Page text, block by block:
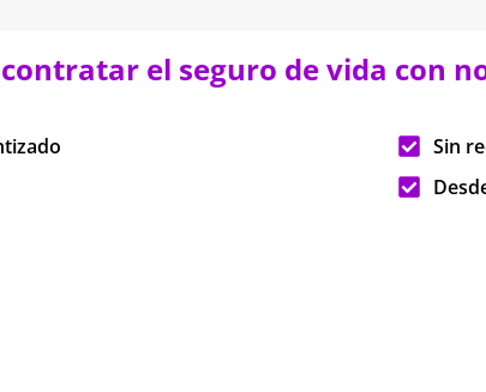
el seguro de vida con
Sin